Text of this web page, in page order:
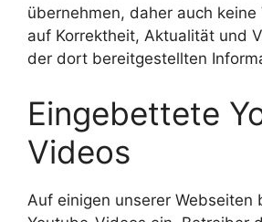
übernehmen, daher auch
auf Korrektheit, Aktualität und
der dort bereitgestellten
Eingebettete
Videos
Auf einigen unserer Webseiten